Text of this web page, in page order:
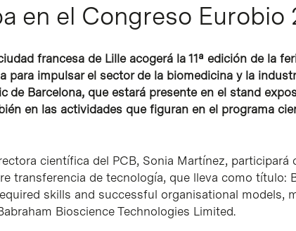
en el Congreso Eurobio
francesa de Lille acogerá la 11ª edición de la
para impulsar el sector de la biomedicina y la
de Barcelona, que estará presente en el stand
en las actividades que figuran en el programa
científica del PCB, Sonia Martínez, participará
transferencia de tecnología, que lleva como título:
skills and successful organisational models,
Bioscience Technologies Limited.